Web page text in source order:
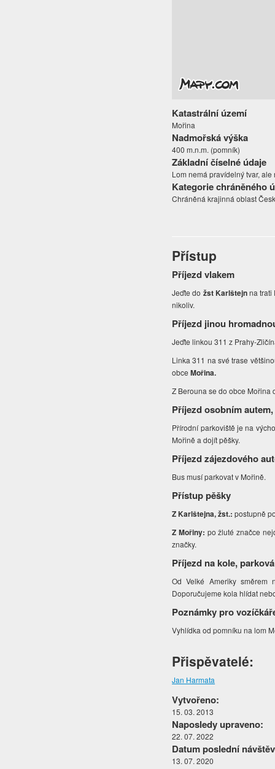
Katastrální území
Mořina
Nadmořská výška
400 m.n.m. (pomník)
Základní číselné údaje
Lom nemá pravídelný tvar,
Kategorie chráněného
Chráněná krajinná oblast
Přístup
Příjezd vlakem
Jeďte do žst Karlštejnna trati
nikoliv.
Příjezd jinou
Jeďte linkou 311 z Prahy-
Linka 311 na své trase
obceMořina.
Z Berouna se do obce
Příjezd osobním
Přírodní parkoviště je na
Mořině a dojít pěšky.
Příjezd zájezdového
Bus musí parkovat v Mořině.
Přístup pěšky
Z Karlštejna, žst.: postupně
Z Mořiny: po žluté značce
značky.
Příjezd na kole,
Od Velké Ameriky
Doporučujeme kola hlídat
Poznámky pro
Vyhlídka od pomníku na lom
Přispěvatelé:
Jan Harmata
Vytvořeno:
15. 03. 2013
Naposledy upraveno:
22. 07. 2022
Datum poslední
13. 07. 2020